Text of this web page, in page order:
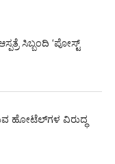
ಸಿಬ್ಬಂದಿ ‘ಪೋಸ್ಟ್
ಹೋಟೆಲ್‌ಗಳ ವಿರುದ್ಧ